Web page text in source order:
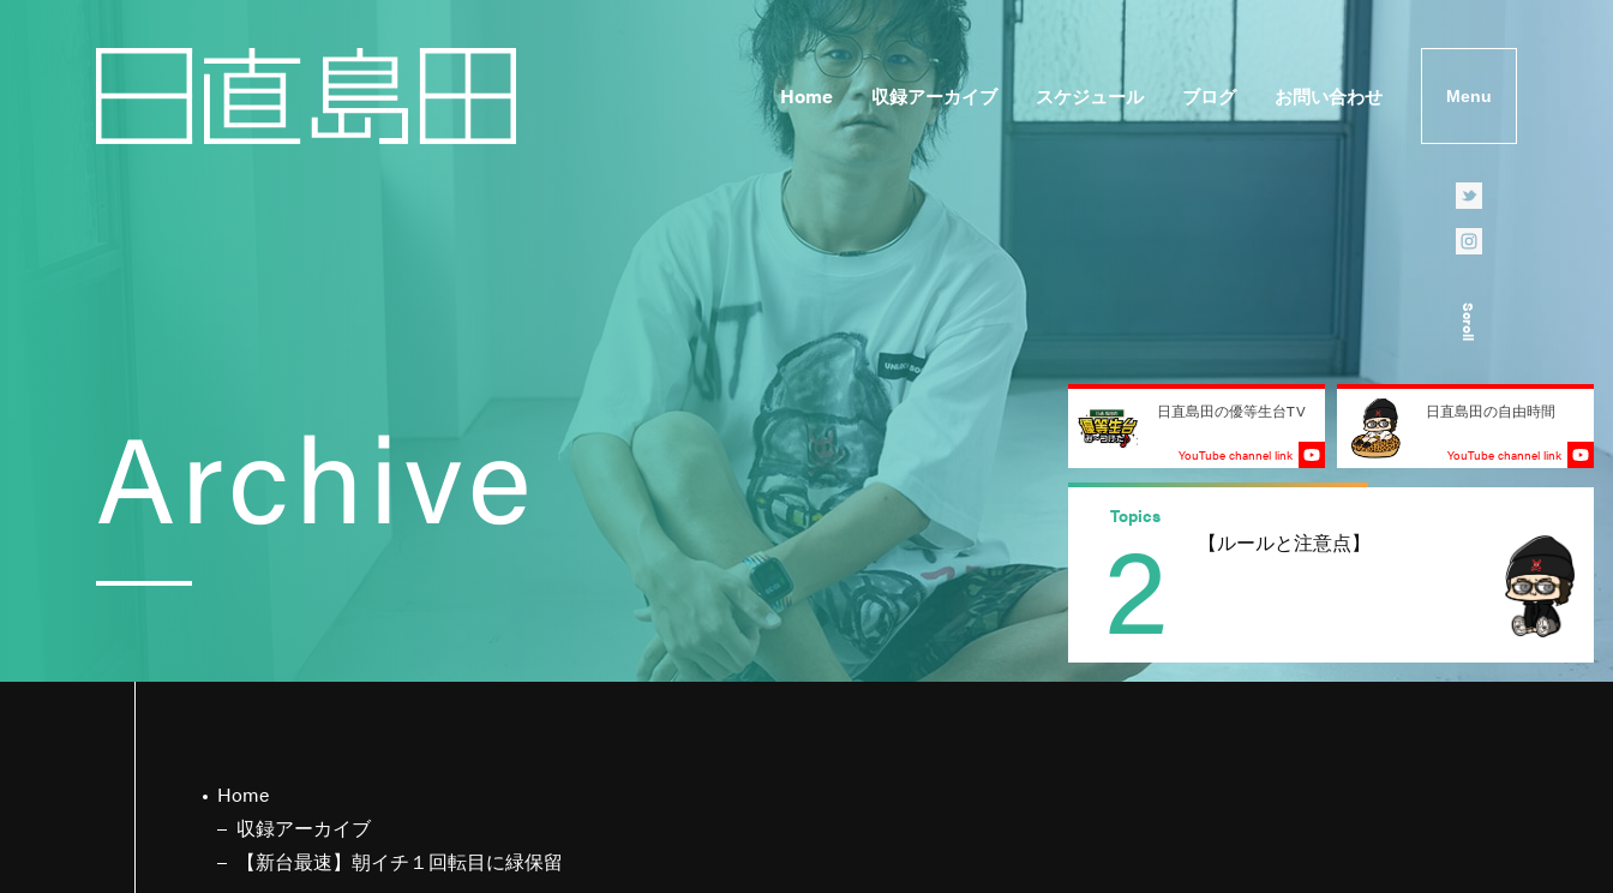
Home 収録アーカイブ スケジュール ブログ お問い合わせ Menu
Scroll
Archive 日直島田の優等生台TV
YouTube channel link
日直島田の自由時間
YouTube channel link
Topics3
収録の依頼・番組出演・取材や
YouTubeについて・その他お問い合
わせなどお気軽ご連絡くだ
1 【ルールと注意点】
Topics
2
Home
収録アーカイブ
【新台最速】朝イチ１回転目に緑保留